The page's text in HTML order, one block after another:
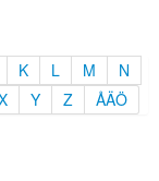
K L M
N
Y Z ÅÄÖ